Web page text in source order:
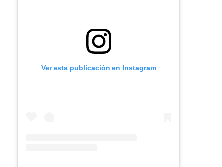
Ver esta publicación en Instagram